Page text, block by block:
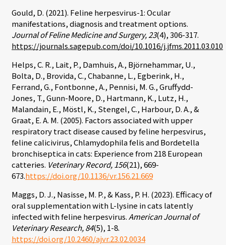
Gould, D. (2021). Feline herpesvirus-1: Ocular
manifestations, diagnosis and treatment options.
Journal of Feline Medicine and Surgery, 23(4), 306-317.
https://journals.sagepub.com/doi/10.1016/j.jfms.2011.03.010
Helps, C. R., Lait, P., Damhuis, A., Björnehammar, U.,
Bolta, D., Brovida, C., Chabanne, L., Egberink, H.,
Ferrand, G., Fontbonne, A., Pennisi, M. G., Gruffydd-
Jones, T., Gunn-Moore, D., Hartmann, K., Lutz, H.,
Malandain, E., Möstl, K., Stengel, C., Harbour, D. A., &
Graat, E. A. M. (2005). Factors associated with upper
respiratory tract disease caused by feline herpesvirus,
feline calicivirus, Chlamydophila felis and Bordetella
bronchiseptica in cats: Experience from 218 European
catteries. Veterinary Record, 156(21), 669-
673.https://doi.org/10.1136/vr.156.21.669
Maggs, D. J., Nasisse, M. P., & Kass, P. H. (2023). Efficacy of
oral supplementation with L-lysine in cats latently
infected with feline herpesvirus.American Journal of
Veterinary Research, 84(5), 1-8.
https://doi.org/10.2460/ajvr.23.02.0034